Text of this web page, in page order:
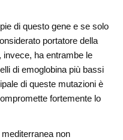
di questo gene e se solo
portatore della
invece, ha entrambe le
di emoglobina più bassi
di queste mutazioni è
fortemente lo
non